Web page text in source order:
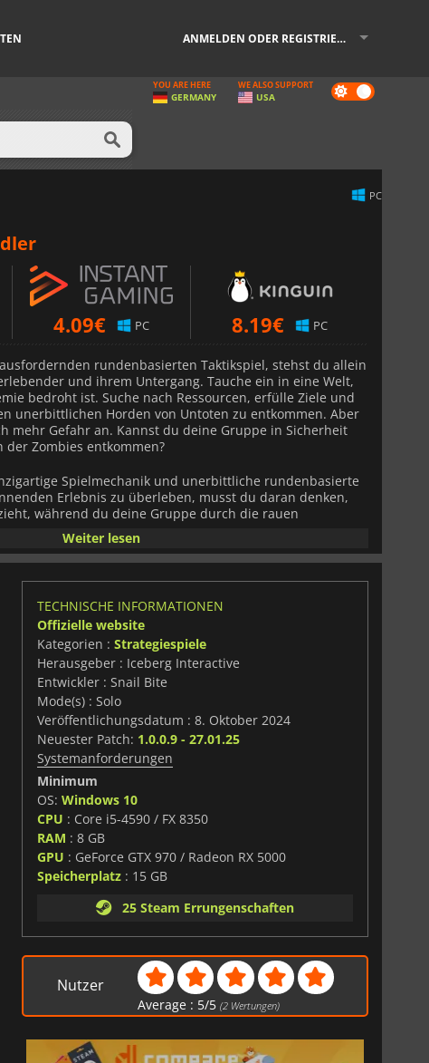
ANMELDEN ODER REGISTRIEREN
Dark
mode
YOU ARE HERE
GERMANY
WE ALSO SUPPORT
USA
PC
4.09€ PC 8.19€ PC
rundenbasierten Taktikspiel, stehst du allein
und ihrem Untergang. Tauche ein in eine Welt,
bedroht ist. Suche nach Ressourcen, erfülle Ziele und
unerbittlichen Horden von Untoten zu entkommen. Aber
mehr Gefahr an. Kannst du deine Gruppe in Sicherheit
Zombies entkommen?
Spielmechanik und unerbittliche rundenbasierte
Erlebnis zu überleben, musst du daran denken,
während du deine Gruppe durch die rauen
Szenarien führst. Du musst um jeden Preis leise bleiben
Begib dich auf eine handgefertigte
Missionen, stelle dich neuen Herausforderungen und
Motion-Comics in die Geschichte ein.
Zombies und feindlichen Überlebenden in
während du aufsteigst und neue Fähigkeiten für dein Volk
bietet dir ein Erlebnis der alten Schule in einer dunklen
Volkes von deinen Entscheidungen abhängt.
Weiter lesen
TECHNISCHE INFORMATIONEN
Offizielle website
Kategorien : Strategiespiele
Herausgeber : Iceberg Interactive
Entwickler : Snail Bite
Mode(s) : Solo
Veröffentlichungsdatum : 8. Oktober 2024
Neuester Patch: 1.0.0.9 - 27.01.25
Systemanforderungen
Minimum
OS: Windows 10
CPU : Core i5-4590 / FX 8350
RAM : 8 GB
GPU : GeForce GTX 970 / Radeon RX 5000
Speicherplatz: 15 GB
25 Steam Errungenschaften
Nutzer
Average : 5/5 (2 Wertungen)